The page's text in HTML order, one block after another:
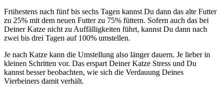
Frühestens nach fünf bis sechs Tagen kannst Du dann das alte Futter
zu 25% mit dem neuen Futter zu 75% füttern. Sofern auch das bei
Deiner Katze nicht zu Auffälligkeiten führt, kannst Du dann nach
zwei bis drei Tagen auf 100% umstellen.
Je nach Katze kann die Umstellung also länger dauern. Je lieber in
kleinen Schritten vor. Das erspart Deiner Katze Stress und Du
kannst besser beobachten, wie sich die Verdauung Deines
Vierbeiners damit verhält.